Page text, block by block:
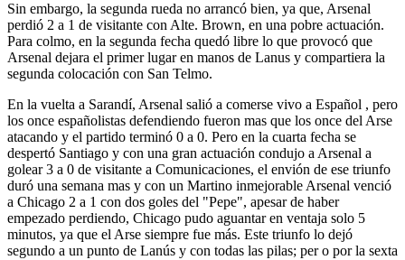
Sin embargo, la segunda rueda no arrancó bien, ya que, Arsenal
perdió 2 a 1 de visitante con Alte. Brown, en una pobre actuación.
Para colmo, en la segunda fecha quedó libre lo que provocó que
Arsenal dejara el primer lugar en manos de Lanus y compartiera la
segunda colocación con San Telmo.
En la vuelta a Sarandí, Arsenal salió a comerse vivo a Español , pero
los once españolistas defendiendo fueron mas que los once del Arse
atacando y el partido terminó 0 a 0. Pero en la cuarta fecha se
despertó Santiago y con una gran actuación condujo a Arsenal a
golear 3 a 0 de visitante a Comunicaciones, el envión de ese triunfo
duró una semana mas y con un Martino inmejorable Arsenal venció
a Chicago 2 a 1 con dos goles del "Pepe", apesar de haber
empezado perdiendo, Chicago pudo aguantar en ventaja solo 5
minutos, ya que el Arse siempre fue más. Este triunfo lo dejó
segundo a un punto de Lanús y con todas las pilas; per o por la sexta